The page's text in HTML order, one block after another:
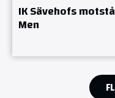
IK Sävehofs
Men